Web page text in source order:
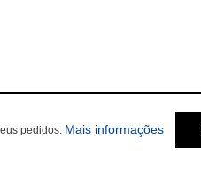
pedidos. Mais informações